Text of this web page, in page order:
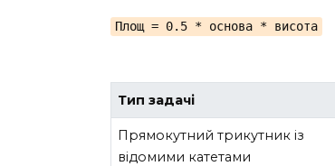
Площ = 0.5 * основа * висота
Тип задачі
Прямокутний трикутник із
відомими катетами